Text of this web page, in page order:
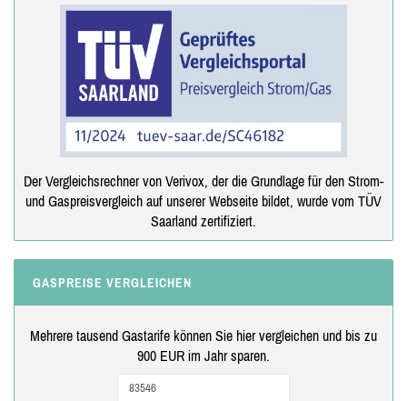
Der Vergleichsrechner von Verivox, der die Grundlage für den Strom-
und Gaspreisvergleich auf unserer Webseite bildet, wurde vom TÜV
Saarland zertifiziert.
GASPREISE VERGLEICHEN
Mehrere tausend Gastarife können Sie hier vergleichen und bis zu
900 EUR im Jahr sparen.